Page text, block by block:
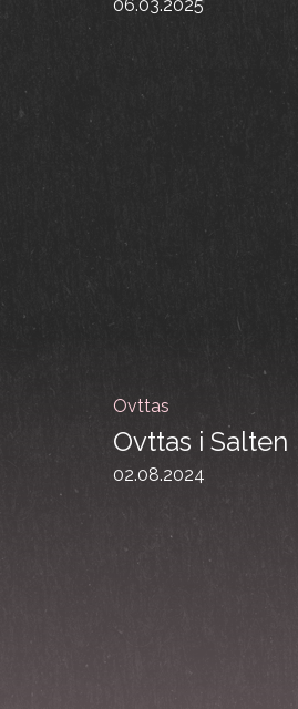
06.03.2025
Ovttas
Ovttas i Salten
02.08.2024